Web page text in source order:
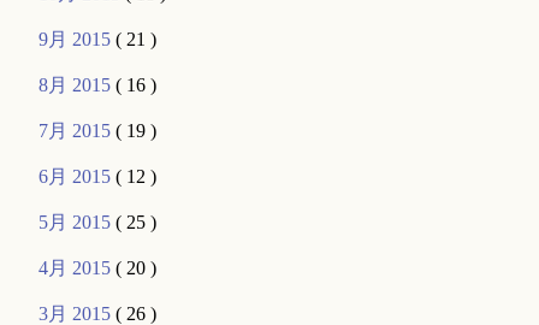
9月 2015( 21 )
8月 2015( 16 )
7月 2015( 19 )
6月 2015( 12 )
5月 2015( 25 )
4月 2015( 20 )
3月 2015( 26 )